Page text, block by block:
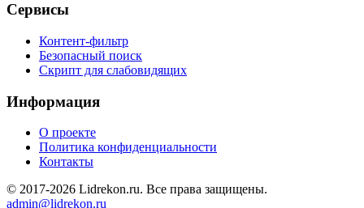
Сервисы
Контент-фильтр
Безопасный поиск
Скрипт для слабовидящих
Информация
О проекте
Политика конфиденциальности
Контакты
© 2017-2026 Lidrekon.ru. Все права защищены.
admin@lidrekon.ru